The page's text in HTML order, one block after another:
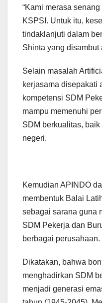
“Kami merasa
KSPSI. Untuk itu,
tindaklanjuti dalam
Shinta yang disambut
Selain masalah
kerjasama disepakati
kompetensi SDM
mampu memenuhi
SDM berkualitas,
negeri.
Kemudian APINDO
membentuk Balai
sebagai sarana guna
SDM Pekerja dan
berbagai perusahaan.
Dikatakan, bahwa
menghadirkan SDM
menjadi generasi